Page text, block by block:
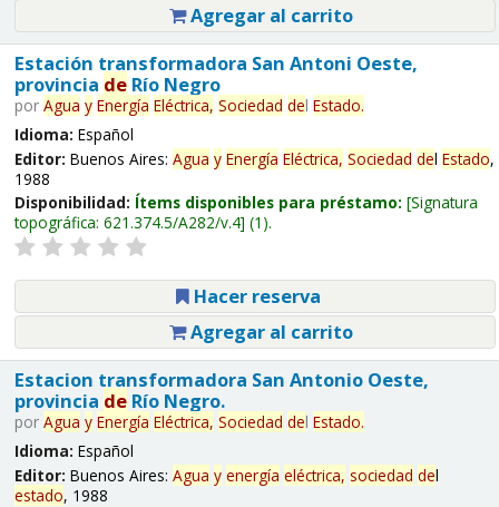
Agregar al carrito
Estación transformadora San Antoni Oeste,
provincia deRío Negro
por Agua y Energía Eléctrica, Sociedad del Estado.
Idioma: Español
Editor: Buenos Aires: Agua y Energía Eléctrica, Sociedad del Estado,
1988
Disponibilidad: Ítems disponibles para préstamo: Signatura
topográfica: 621.374.5/A282/v.4 (1).
Hacer reserva
Agregar al carrito
Estacion transformadora San Antonio Oeste,
provincia deRío Negro.
por Agua y Energía Eléctrica, Sociedad del Estado.
Idioma: Español
Editor: Buenos Aires: Agua y energía eléctrica, sociedad del
estado, 1988